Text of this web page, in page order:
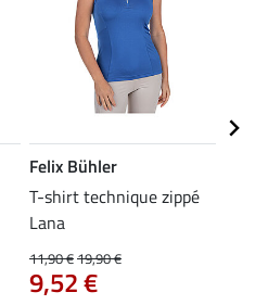
Felix Bühler
T-shirt technique zippé
Lana
11,90 €19,90 €
9,52 €